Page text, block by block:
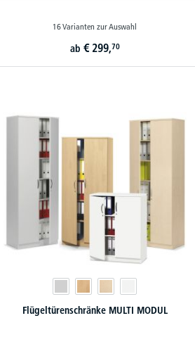
16 Varianten zur Auswahl
ab € 299,70
Flügeltürenschränke MULTI MODUL